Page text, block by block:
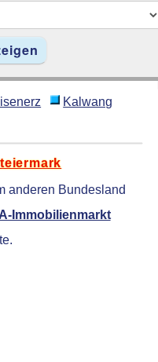
Kalwang
anderen Bundesland
A-Immobilienmarkt